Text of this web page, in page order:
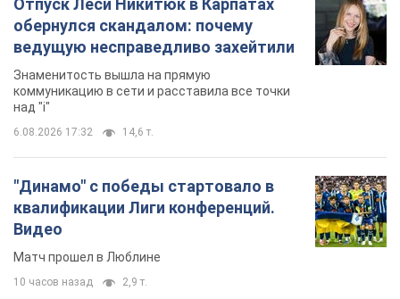
"Динамо" с победы стартовало в
квалификации Лиги конференций.
Видео
Матч прошел в Люблине
10 часов назад